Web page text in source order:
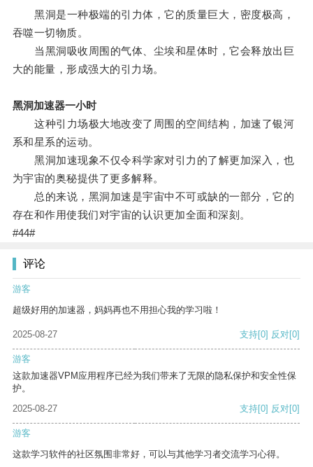
黑洞是一种极端的引力体，它的质量巨大，密度极高，
吞噬一切物质。
当黑洞吸收周围的气体、尘埃和星体时，它会释放出巨
大的能量，形成强大的引力场。
黑洞加速器一小时
这种引力场极大地改变了周围的空间结构，加速了银河
系和星系的运动。
黑洞加速现象不仅令科学家对引力的了解更加深入，也
为宇宙的奥秘提供了更多解释。
总的来说，黑洞加速是宇宙中不可或缺的一部分，它的
存在和作用使我们对宇宙的认识更加全面和深刻。
#44#
评论
游客
超级好用的加速器，妈妈再也不用担心我的学习啦！
2025-08-27 支持[0] 反对[0]
游客
这款加速器VPM应用程序已经为我们带来了无限的隐私保护和安全性保
护。
2025-08-27
支持[0] 反对[0]
游客
这款学习软件的社区氛围非常好，可以与其他学习者交流学习心得。